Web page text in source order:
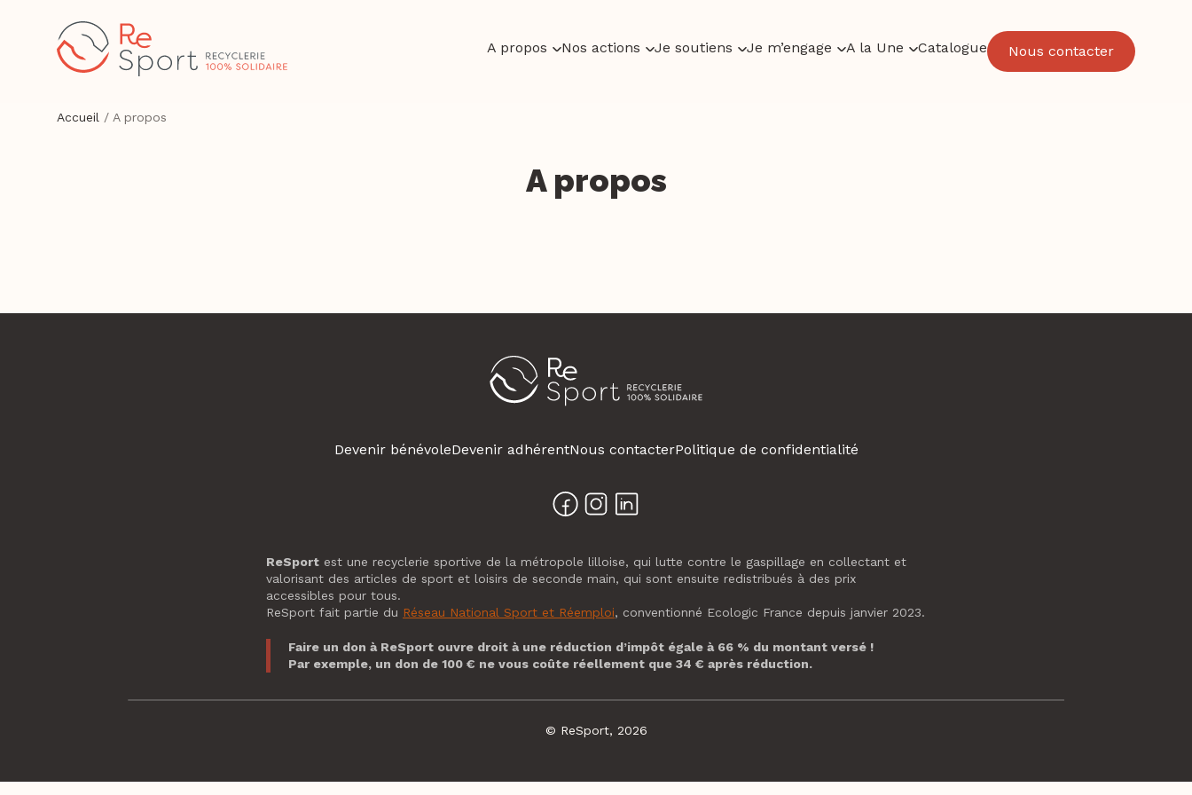
A propos Nos actions Je soutiens Je m’engage A la Une Catalogue Nous contacter
Accueil / A propos
A propos
Devenir bénévoleDevenir adhérentNous contacterPolitique de confidentialité
ReSport est une recyclerie sportive de la métropole lilloise, qui lutte contre le gaspillage en collectant et
valorisant des articles de sport et loisirs de seconde main, qui sont ensuite redistribués à des prix
accessibles pour tous.
ReSport fait partie du Réseau National Sport et Réemploi, conventionné Ecologic France depuis janvier 2023.
Faire un don à ReSport ouvre droit à une réduction d’impôt égale à 66 % du montant versé !
Par exemple, un don de 100 € ne vous coûte réellement que 34 € après réduction.
© ReSport, 2026